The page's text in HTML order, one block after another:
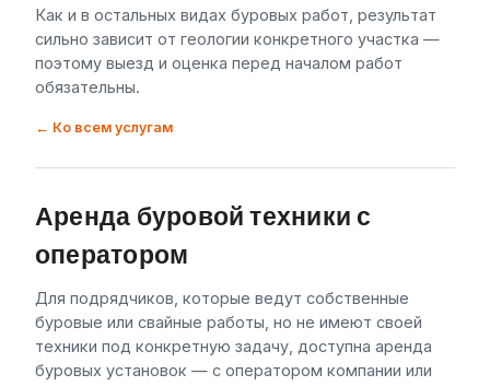
Как и в остальных видах буровых работ, результат
сильно зависит от геологии конкретного участка —
поэтому выезд и оценка перед началом работ
обязательны.
← Ко всем услугам
Аренда буровой техники с
оператором
Для подрядчиков, которые ведут собственные
буровые или свайные работы, но не имеют своей
техники под конкретную задачу, доступна аренда
буровых установок — с оператором компании или